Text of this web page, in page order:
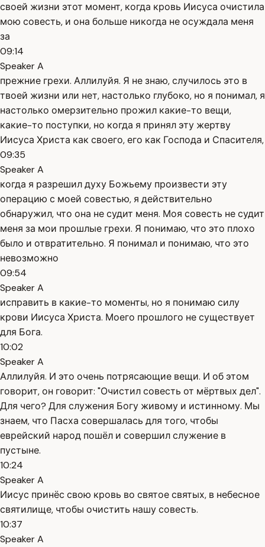
своей жизни этот момент, когда кровь Иисуса очистила
мою совесть, и она больше никогда не осуждала меня
за
09:14
Speaker A
прежние грехи. Аллилуйя. Я не знаю, случилось это в
твоей жизни или нет, настолько глубоко, но я понимал, я
настолько омерзительно прожил какие-то вещи,
какие-то поступки, но когда я принял эту жертву
Иисуса Христа как своего, его как Господа и Спасителя,
09:35
Speaker A
когда я разрешил духу Божьему произвести эту
операцию с моей совестью, я действительно
обнаружил, что она не судит меня. Моя совесть не судит
меня за мои прошлые грехи. Я понимаю, что это плохо
было и отвратительно. Я понимал и понимаю, что это
невозможно
09:54
Speaker A
исправить в какие-то моменты, но я понимаю силу
крови Иисуса Христа. Моего прошлого не существует
для Бога.
10:02
Speaker A
Аллилуйя. И это очень потрясающие вещи. И об этом
говорит, он говорит: "Очистил совесть от мёртвых дел".
Для чего? Для служения Богу живому и истинному. Мы
знаем, что Пасха совершалась для того, чтобы
еврейский народ пошёл и совершил служение в
пустыне.
10:24
Speaker A
Иисус принёс свою кровь во святое святых, в небесное
святилище, чтобы очистить нашу совесть.
10:37
Speaker A